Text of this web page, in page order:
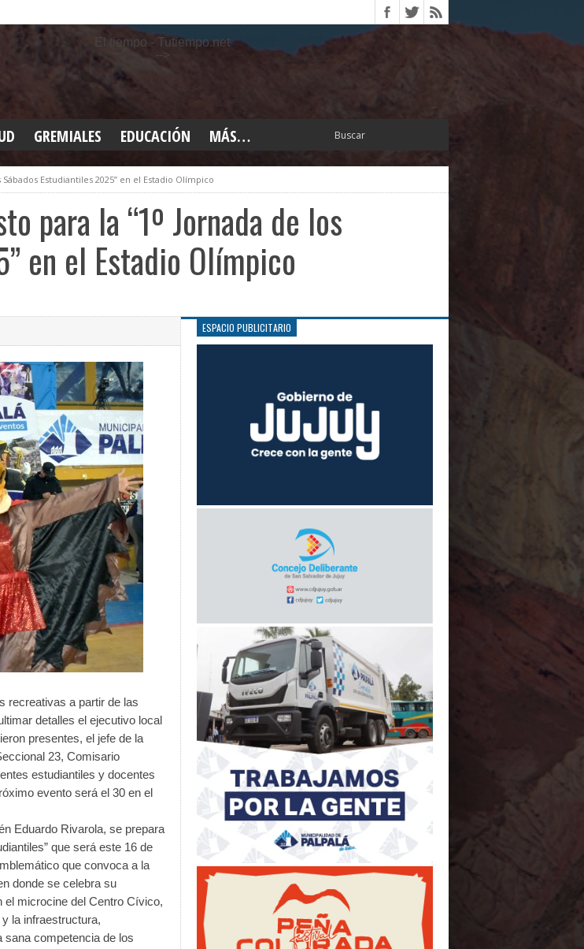
El tiempo - Tutiempo.net
-->
GREMIALES EDUCACIÓN MÁS…
INTERIOR
DEPORTES
ELECCIONES 2025
LEGISLATIVO
TURISMO
CULTURA
Estudiantiles 2025” en el Estadio Olímpico
para la “1º Jornada de los
en el Estadio Olímpico
recreativas a partir de las
detalles el ejecutivo local
presentes, el jefe de la
23, Comisario
estudiantiles y docentes
evento será el 30 en el
Eduardo Rivarola, se prepara
que será este 16 de
que convoca a la
donde se celebra su
el microcine del Centro Cívico,
la infraestructura,
sana competencia de los
ESPACIO PUBLICITARIO